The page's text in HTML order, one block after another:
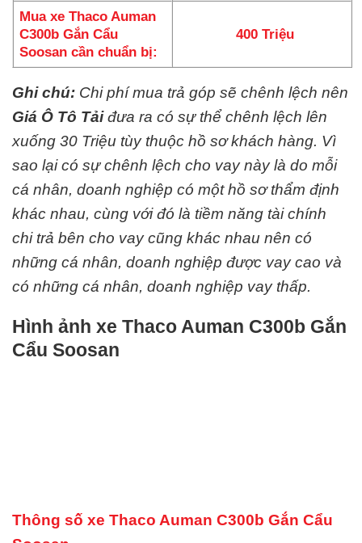
Mua xe Thaco Auman
C300b Gắn Cẩu
Soosan cần chuẩn bị:
400 Triệu
Ghi chú: Chi phí mua trả góp sẽ chênh lệch nên
Giá Ô Tô Tảiđưa ra có sự thể chênh lệch lên
xuống 30 Triệu tùy thuộc hồ sơ khách hàng. Vì
sao lại có sự chênh lệch cho vay này là do mỗi
cá nhân, doanh nghiệp có một hồ sơ thẩm định
khác nhau, cùng với đó là tiềm năng tài chính
chi trả bên cho vay cũng khác nhau nên có
những cá nhân, doanh nghiệp được vay cao và
có những cá nhân, doanh nghiệp vay thấp.
Hình ảnh xe Thaco Auman C300b Gắn
Cẩu Soosan
Thông số xe Thaco Auman C300b Gắn Cẩu